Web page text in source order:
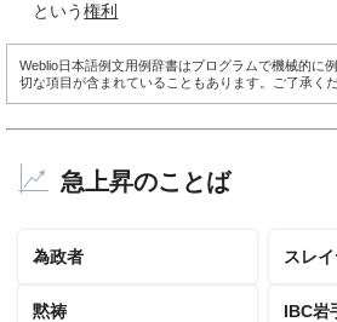
という権利
Weblio日本語例文用例辞書はプログラムで機械的に
切な項目が含まれていることもあります。ご了承くだ
急上昇のことば
為政者 スレ
黙祷 IBC岩